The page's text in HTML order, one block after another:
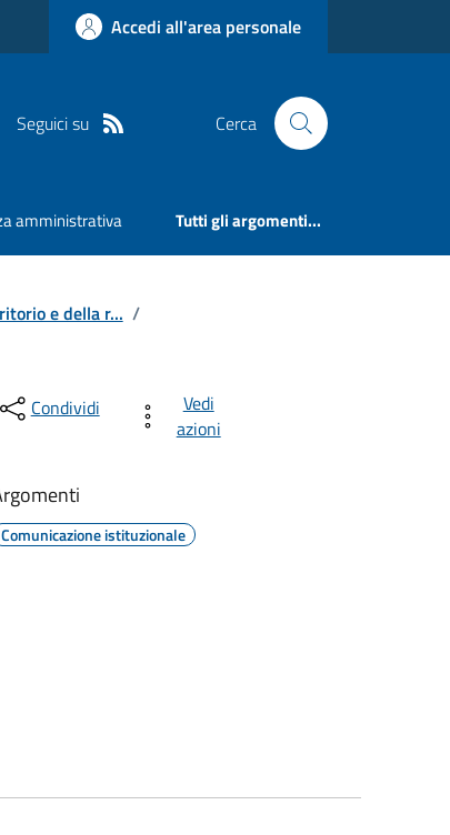
Accedi all'area personale
Seguici su Cerca
amministrativa Tutti gli argomenti...
e della r... /
Condividi
Vedi
azioni
Comunicazione istituzionale